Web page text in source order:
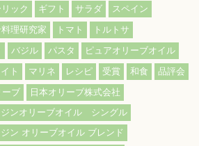
ック ギフト サラダ
スペイン
理研究家 トマト
トルトサ
バジル パスタ
ピュアオリーブオイル
ト
マリネ レシピ 受賞 和食
品評会
ーブ
日本オリーブ株式会社
ンオリーブオイル シングル
ン オリーブオイル ブレンド